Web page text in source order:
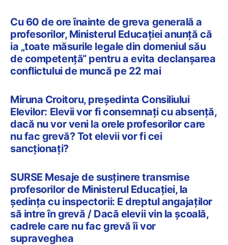
Cu 60 de ore înainte de greva generală a
profesorilor, Ministerul Educației anunță că
ia „toate măsurile legale din domeniul său
de competență“ pentru a evita declanșarea
conflictului de muncă pe 22 mai
Miruna Croitoru, președinta Consiliului
Elevilor: Elevii vor fi consemnați cu absență,
dacă nu vor veni la orele profesorilor care
nu fac grevă? Tot elevii vor fi cei
sancționați?
SURSE Mesaje de susținere transmise
profesorilor de Ministerul Educației, la
ședința cu inspectorii: E dreptul angajaților
să intre în grevă / Dacă elevii vin la școală,
cadrele care nu fac grevă îi vor
supraveghea